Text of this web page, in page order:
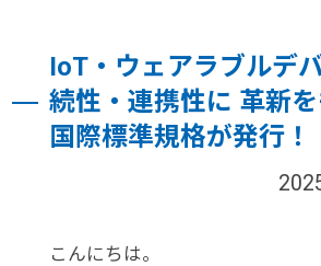
IoT・ウェアラブルデ
続性・連携性に 革新
国際標準規格が発行！
こんにちは。